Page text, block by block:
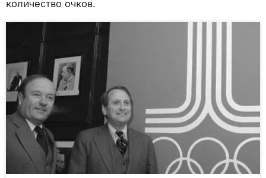
количество очков.